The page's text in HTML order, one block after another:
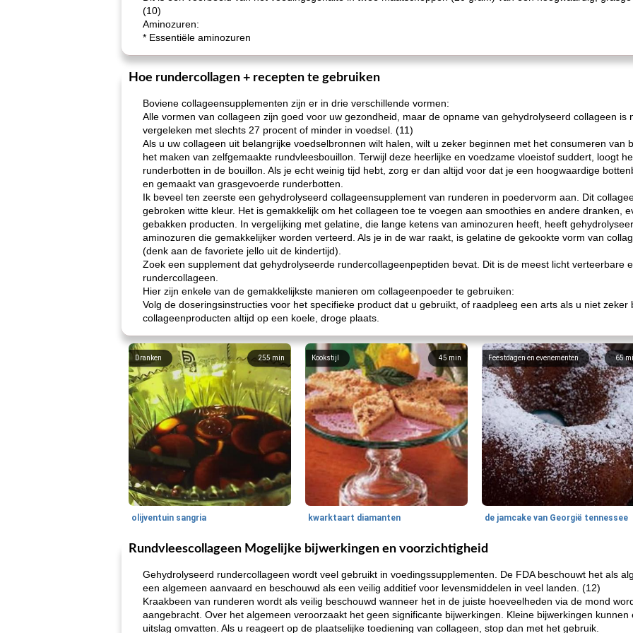
(10)
Aminozuren:
* Essentiële aminozuren
Hoe rundercollagen + recepten te gebruiken
Boviene collageensupplementen zijn er in drie verschillende vormen:
Alle vormen van collageen zijn goed voor uw gezondheid, maar de opname van gehydrolyseerd collageen is
vergeleken met slechts 27 procent of minder in voedsel. (11)
Als u uw collageen uit belangrijke voedselbronnen wilt halen, wilt u zeker beginnen met het consumeren van
het maken van zelfgemaakte rundvleesbouillon. Terwijl deze heerlijke en voedzame vloeistof suddert, loogt
runderbotten in de bouillon. Als je echt weinig tijd hebt, zorg er dan altijd voor dat je een hoogwaardige
en gemaakt van grasgevoerde runderbotten.
Ik beveel ten zeerste een gehydrolyseerd collageensupplement van runderen in poedervorm aan. Dit
gebroken witte kleur. Het is gemakkelijk om het collageen toe te voegen aan smoothies en andere dranken,
gebakken producten. In vergelijking met gelatine, die lange ketens van aminozuren heeft, heeft
aminozuren die gemakkelijker worden verteerd. Als je in de war raakt, is gelatine de gekookte vorm van
(denk aan de favoriete jello uit de kindertijd).
Zoek een supplement dat gehydrolyseerde rundercollageenpeptiden bevat. Dit is de meest licht verteerbare
rundercollageen.
Hier zijn enkele van de gemakkelijkste manieren om collageenpoeder te gebruiken:
Volg de doseringsinstructies voor het specifieke product dat u gebruikt, of raadpleeg een arts als u niet
collageenproducten altijd op een koele, droge plaats.
255 min
Dranken
olijventuin sangria
45 min
Kookstijl
kwarktaart diamanten
65
Feestdagen en evenementen
de jamcake van Georgië tennessee
Rundvleescollageen Mogelijke bijwerkingen en voorzichtigheid
Gehydrolyseerd rundercollageen wordt veel gebruikt in voedingssupplementen. De FDA beschouwt het als
een algemeen aanvaard en beschouwd als een veilig additief voor levensmiddelen in veel landen. (12)
Kraakbeen van runderen wordt als veilig beschouwd wanneer het in de juiste hoeveelheden via de mond
aangebracht. Over het algemeen veroorzaakt het geen significante bijwerkingen. Kleine bijwerkingen
uitslag omvatten. Als u reageert op de plaatselijke toediening van collageen, stop dan met het gebruik.